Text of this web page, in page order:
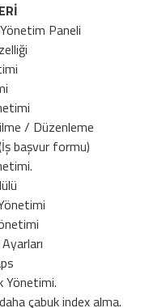
Paneli
/ Düzenleme
başvur formu)
Yönetimi.
çabuk index alma.